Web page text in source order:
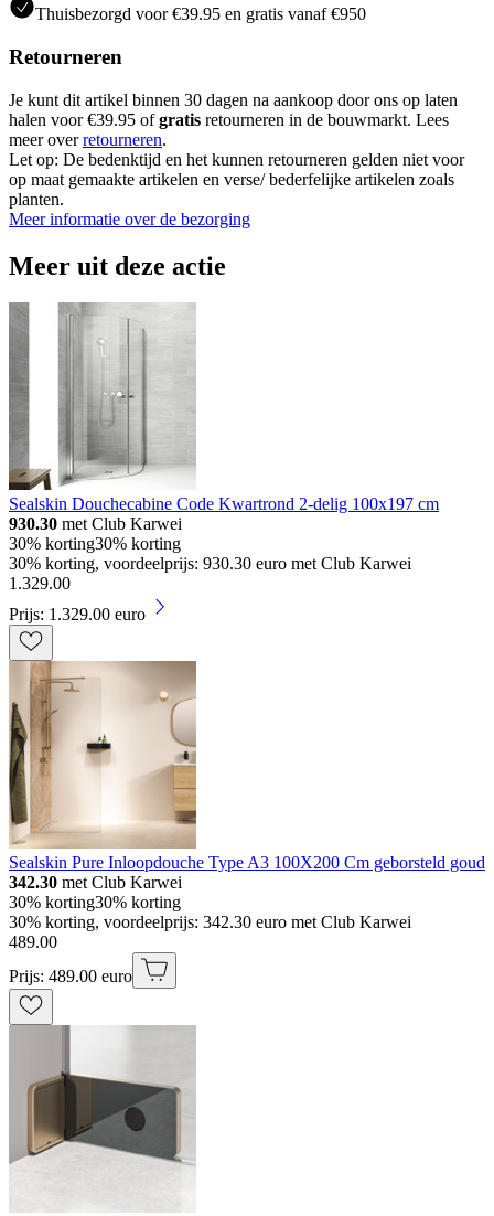
Thuisbezorgd voor €39.95 en gratis vanaf €950
Retourneren
Je kunt dit artikel binnen 30 dagen na aankoop door ons op laten
halen voor €39.95 ofgratis retourneren in de bouwmarkt. Lees
meer overretourneren.
Let op: De bedenktijd en het kunnen retourneren gelden niet voor
op maat gemaakte artikelen en verse/ bederfelijke artikelen zoals
planten.
Meer informatie over de bezorging
Meer uit deze actie
Sealskin Douchecabine Code Kwartrond 2-delig 100x197 cm
930.30 met Club Karwei
30% korting30% korting
30% korting, voordeelprijs: 930.30 euro met Club Karwei
1.329.00
Prijs: 1.329.00 euro
Sealskin Pure Inloopdouche Type A3 100X200 Cm geborsteld goud
342.30 met Club Karwei
30% korting30% korting
30% korting, voordeelprijs: 342.30 euro met Club Karwei
489.00
Prijs: 489.00 euro